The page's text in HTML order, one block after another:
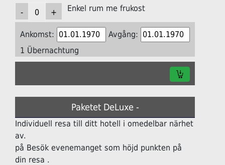
Enkel rum me frukost
Ankomst:
Avgång:
1 Übernachtung
Paketet DeLuxe -
Individuell resa till ditt hotell i omedelbar närhet
av.
på Besök evenemanget som höjd punkten på
din resa .